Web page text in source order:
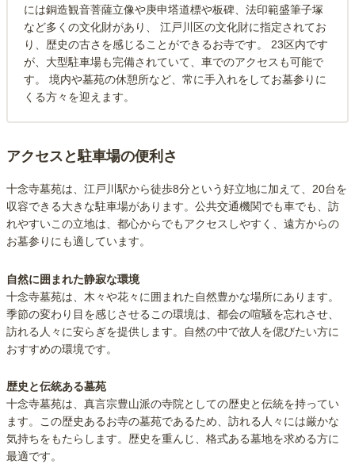
には銅造観音菩薩立像や庚申塔道標や板碑、法印範盛筆子塚
など多くの文化財があり、 江戸川区の文化財に指定されてお
り、歴史の古さを感じることができるお寺です。 23区内です
が、大型駐車場も完備されていて、車でのアクセスも可能で
す。 境内や墓苑の休憩所など、常に手入れをしてお墓参りに
くる方々を迎えます。
アクセスと駐車場の便利さ
十念寺墓苑は、江戸川駅から徒歩8分という好立地に加えて、20台を
収容できる大きな駐車場があります。公共交通機関でも車でも、訪
れやすいこの立地は、都心からでもアクセスしやすく、遠方からの
お墓参りにも適しています。
自然に囲まれた静寂な環境
十念寺墓苑は、木々や花々に囲まれた自然豊かな場所にあります。
季節の変わり目を感じさせるこの環境は、都会の喧騒を忘れさせ、
訪れる人々に安らぎを提供します。自然の中で故人を偲びたい方に
おすすめの環境です。
歴史と伝統ある墓苑
十念寺墓苑は、真言宗豊山派の寺院としての歴史と伝統を持ってい
ます。この歴史あるお寺の墓苑であるため、訪れる人々には厳かな
気持ちをもたらします。歴史を重んじ、格式ある墓地を求める方に
最適です。